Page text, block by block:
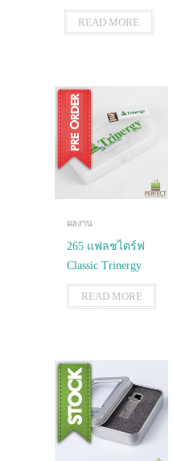
READ MORE
ผลงาน
265 แฟลชไดร์ฟ
Classic Trinergy
READ MORE